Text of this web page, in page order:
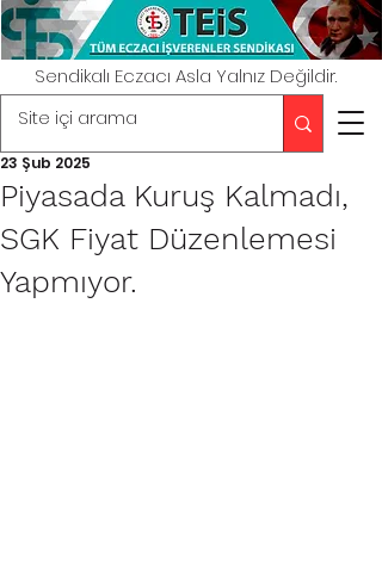
Sendikalı Eczacı Asla Yalnız Değildir.
Piyasada Kuruş Kalmadı,
SGK Fiyat Düzenlemesi
Yapmıyor.
23 Şub 2025